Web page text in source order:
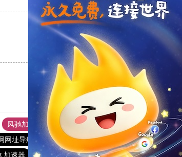
支持
风驰加速器
旋风加速器
网址导航 软件中心 雷霆加速
狂飙加速器
加速器 雷霆加器速